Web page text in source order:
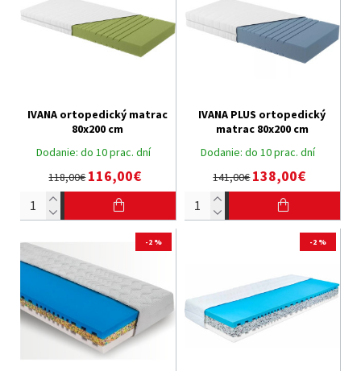
Dodanie: do 10 prac. dní
IVANA ortopedický matrac
80x200 cm
118,00€116,00€
Dodanie: do 10 prac. dní
IVANA PLUS ortopedický
matrac 80x200 cm
141,00€138,00€
-2 % -2 %